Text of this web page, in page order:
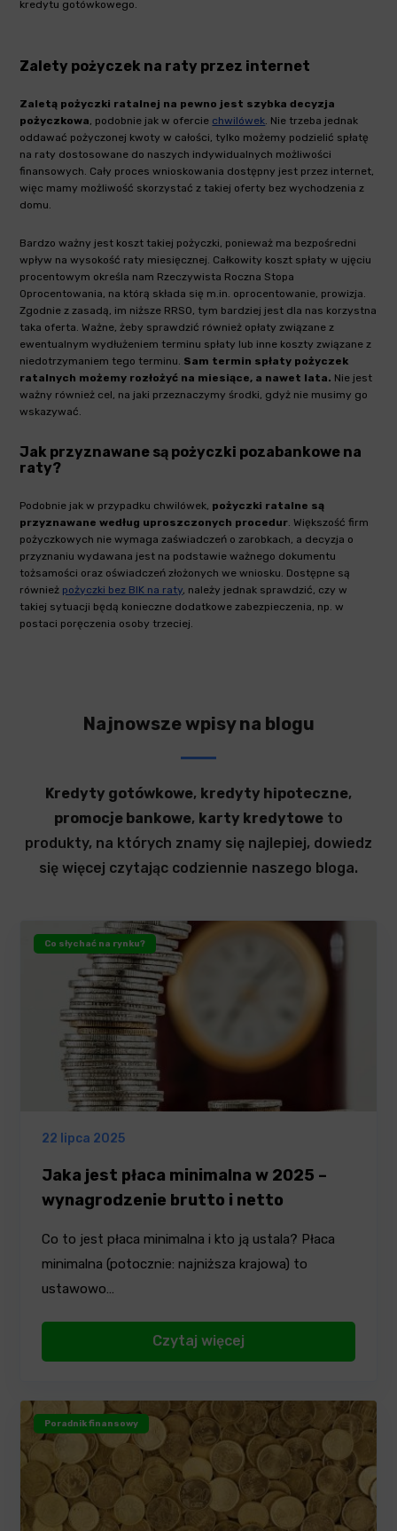
kredytu gotówkowego.
Zalety pożyczek na raty przez internet
Zaletą pożyczki ratalnej na pewno jest szybka decyzja
pożyczkowa, podobnie jak w ofercie chwilówek. Nie trzeba jednak
oddawać pożyczonej kwoty w całości, tylko możemy podzielić spłatę
na raty dostosowane do naszych indywidualnych możliwości
finansowych. Cały proces wnioskowania dostępny jest przez internet,
więc mamy możliwość skorzystać z takiej oferty bez wychodzenia z
domu.
Bardzo ważny jest koszt takiej pożyczki, ponieważ ma bezpośredni
wpływ na wysokość raty miesięcznej. Całkowity koszt spłaty w ujęciu
procentowym określa nam Rzeczywista Roczna Stopa
Oprocentowania, na którą składa się m.in. oprocentowanie, prowizja.
Zgodnie z zasadą, im niższe RRSO, tym bardziej jest dla nas korzystna
taka oferta. Ważne, żeby sprawdzić również opłaty związane z
ewentualnym wydłużeniem terminu spłaty lub inne koszty związane z
niedotrzymaniem tego terminu. Sam termin spłaty pożyczek
ratalnych możemy rozłożyć na miesiące, a nawet lata. Nie jest
ważny również cel, na jaki przeznaczymy środki, gdyż nie musimy go
wskazywać.
Jak przyznawane są pożyczki pozabankowe na
raty?
Podobnie jak w przypadku chwilówek, pożyczki ratalne są
przyznawane według uproszczonych procedur. Większość firm
pożyczkowych nie wymaga zaświadczeń o zarobkach, a decyzja o
przyznaniu wydawana jest na podstawie ważnego dokumentu
tożsamości oraz oświadczeń złożonych we wniosku. Dostępne są
również pożyczki bez BIK na raty, należy jednak sprawdzić, czy w
takiej sytuacji będą konieczne dodatkowe zabezpieczenia, np. w
postaci poręczenia osoby trzeciej.
Najnowsze wpisy na blogu
Kredyty gotówkowe, kredyty hipoteczne,
promocje bankowe, karty kredytowe to
produkty, na których znamy się najlepiej, dowiedz
się więcej czytając codziennie naszego bloga.
Co słychać na rynku?
22 lipca 2025
Jaka jest płaca minimalna w 2025 –
wynagrodzenie brutto i netto
Co to jest płaca minimalna i kto ją ustala? Płaca
minimalna (potocznie: najniższa krajowa) to
ustawowo…
Czytaj więcej
Poradnik finansowy